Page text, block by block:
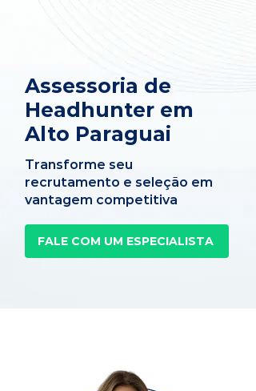
Assessoria de
Headhunter em
Alto Paraguai
Transforme seu
recrutamento e seleção em
vantagem competitiva
FALE COM UM ESPECIALISTA